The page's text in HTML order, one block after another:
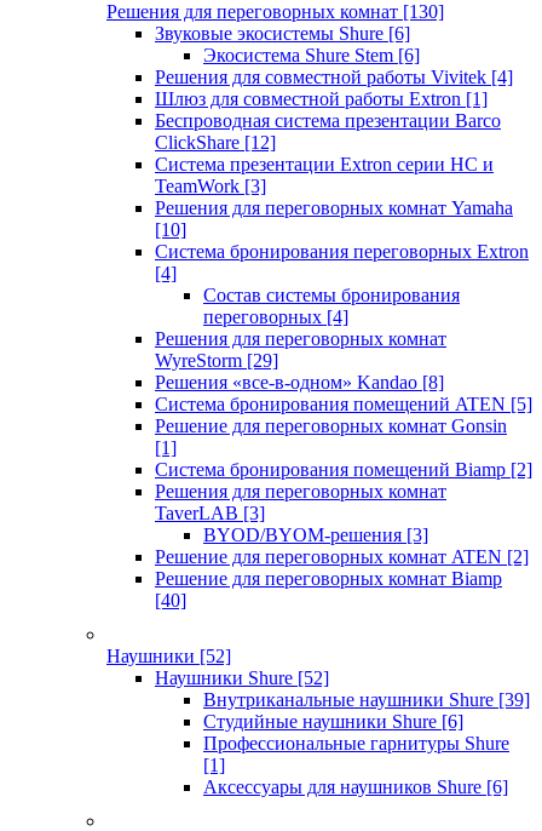
Решения для переговорных комнат [130]
Звуковые экосистемы Shure [6]
Экосистема Shure Stem [6]
Решения для совместной работы Vivitek [4]
Шлюз для совместной работы Extron [1]
Беспроводная система презентации Barco
ClickShare [12]
Система презентации Extron серии HC и
TeamWork [3]
Решения для переговорных комнат Yamaha
[10]
Система бронирования переговорных Extron
[4]
Состав системы бронирования
переговорных [4]
Решения для переговорных комнат
WyreStorm [29]
Решения «все-в-одном» Kandao [8]
Система бронирования помещений ATEN [5]
Решение для переговорных комнат Gonsin
[1]
Система бронирования помещений Biamp [2]
Решения для переговорных комнат
TaverLAB [3]
BYOD/BYOM-решения [3]
Решение для переговорных комнат ATEN [2]
Решение для переговорных комнат Biamp
[40]
Наушники [52]
Наушники Shure [52]
Внутриканальные наушники Shure [39]
Студийные наушники Shure [6]
Профессиональные гарнитуры Shure
[1]
Аксессуары для наушников Shure [6]